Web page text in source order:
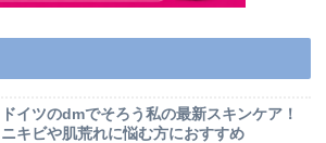
ドイツのdmでそろう私の最新スキンケア！
ニキビや肌荒れに悩む方におすすめ